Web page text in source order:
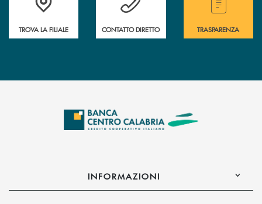
TROVA LA FILIALE CONTATTO DIRETTO TRASPARENZA
INFORMAZIONI